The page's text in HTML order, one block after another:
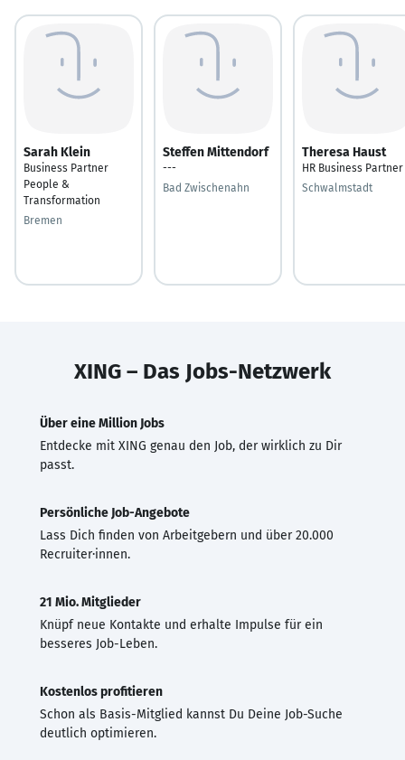
Sarah Klein
Business Partner
People &
Transformation
Bremen
Steffen Mittendorf
---
Bad Zwischenahn
Theresa Haust
HR Business Partner
Schwalmstadt
XING – Das Jobs-Netzwerk
Über eine Million Jobs
Entdecke mit XING genau den Job, der wirklich zu Dir
passt.
Persönliche Job-Angebote
Lass Dich finden von Arbeitgebern und über 20.000
Recruiter·innen.
21 Mio. Mitglieder
Knüpf neue Kontakte und erhalte Impulse für ein
besseres Job-Leben.
Kostenlos profitieren
Schon als Basis-Mitglied kannst Du Deine Job-Suche
deutlich optimieren.